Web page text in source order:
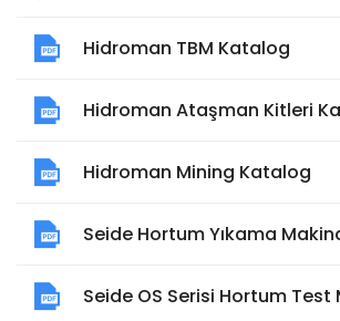
Hidroman TBM Katalog
Hidroman Ataşman Kitleri
Hidroman Mining Katalog
Seide Hortum Yıkama
Seide OS Serisi Hortum Test